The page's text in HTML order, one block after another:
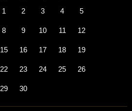
1
2 3 4 5
8 9 10 11 12
15 16 17 18 19
22 23 24 25 26
29 30